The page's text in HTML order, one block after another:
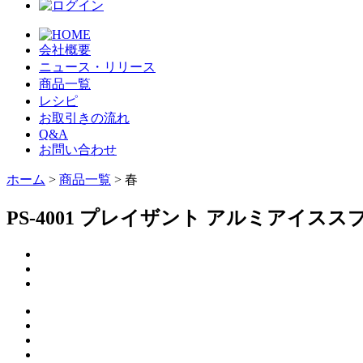
会社概要
ニュース・リリース
商品一覧
レシピ
お取引きの流れ
Q&A
お問い合わせ
ホーム > 商品一覧 > 春
PS-4001 プレイザント アルミアイスス